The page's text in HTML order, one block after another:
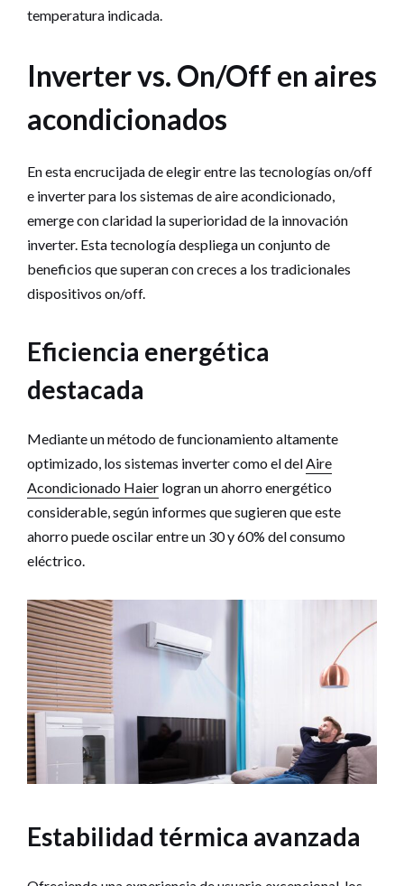
temperatura indicada.
Inverter vs. On/Off en aires
acondicionados
En esta encrucijada de elegir entre las tecnologías on/off
e inverter para los sistemas de aire acondicionado,
emerge con claridad la superioridad de la innovación
inverter. Esta tecnología despliega un conjunto de
beneficios que superan con creces a los tradicionales
dispositivos on/off.
Eficiencia energética
destacada
Mediante un método de funcionamiento altamente
optimizado, los sistemas inverter como el delAire
Acondicionado Haier logran un ahorro energético
considerable, según informes que sugieren que este
ahorro puede oscilar entre un 30 y 60% del consumo
eléctrico.
Estabilidad térmica avanzada